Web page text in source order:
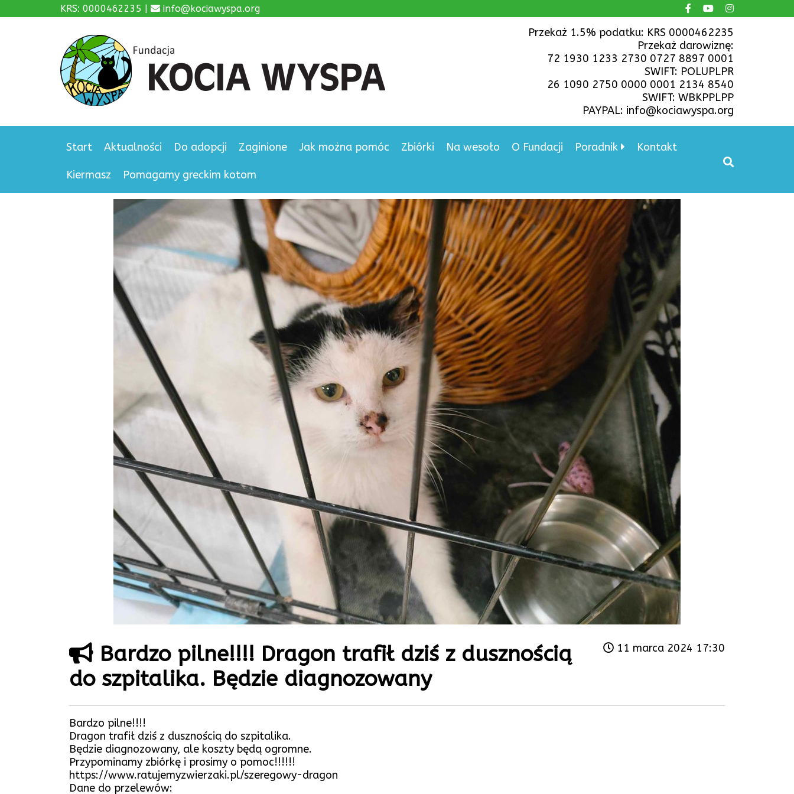
KRS: 0000462235 | info@kociawyspa.org
Przekaż 1.5% podatku: KRS 0000462235
Przekaż darowiznę:
72 1930 1233 2730 0727 8897 0001
SWIFT: POLUPLPR
26 1090 2750 0000 0001 2134 8540
SWIFT: WBKPPLPP
PAYPAL: info@kociawyspa.org
Start Aktualności Do adopcji Zaginione Jak można pomóc Zbiórki Na wesoło O Fundacji Poradnik Kontakt
Kiermasz Pomagamy greckim kotom
11 marca 2024 17:30
Bardzo pilne!!!! Dragon trafił dziś z dusznością
do szpitalika. Będzie diagnozowany
Bardzo pilne!!!!
Dragon trafił dziś z dusznością do szpitalika.
Będzie diagnozowany, ale koszty będą ogromne.
Przypominamy zbiórkę i prosimy o pomoc!!!!!!
https://www.ratujemyzwierzaki.pl/szeregowy-dragon
Dane do przelewów: